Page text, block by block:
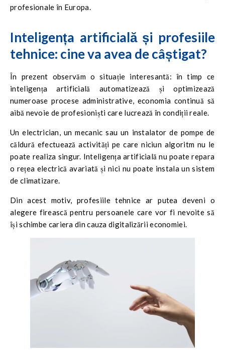
profesionale în Europa.
Inteligența artificială și profesiile
tehnice: cine va avea de câștigat?
În prezent observăm o situație interesantă: în timp ce
inteligența artificială automatizează și optimizează
numeroase procese administrative, economia continuă să
aibă nevoie de profesioniști care lucrează în condiții reale.
Un electrician, un mecanic sau un instalator de pompe de
căldură efectuează activități pe care niciun algoritm nu le
poate realiza singur. Inteligența artificială nu poate repara
o rețea electrică avariată și nici nu poate instala un sistem
de climatizare.
Din acest motiv, profesiile tehnice ar putea deveni o
alegere firească pentru persoanele care vor fi nevoite să
își schimbe cariera din cauza digitalizării economiei.